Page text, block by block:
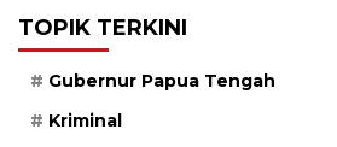
TOPIK TERKINI
Gubernur Papua Tengah
Kriminal